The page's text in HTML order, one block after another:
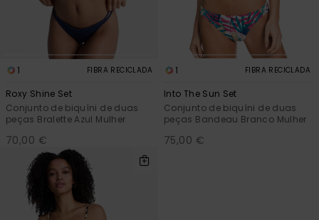
1 FIBRA RECICLADA
Roxy Shine Set
Conjunto de biquíni de duas
peças Bralette Azul Mulher
70,00 €
1 FIBRA RECICLADA
Into The Sun Set
Conjunto de biquíni de duas
peças Bandeau Branco Mulher
75,00 €